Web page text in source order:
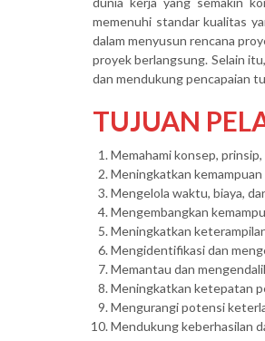
memenuhi standar kualitas
dalam menyusun rencana
proyek berlangsung. Selain
dan mendukung pencapaian
TUJUAN
Memahami konsep,
Meningkatkan
Mengelola waktu, biaya,
Mengembangkan
Meningkatkan
Mengidentifikasi dan
Memantau dan
Meningkatkan ketepatan
Mengurangi potensi
Mendukung keberhasilan